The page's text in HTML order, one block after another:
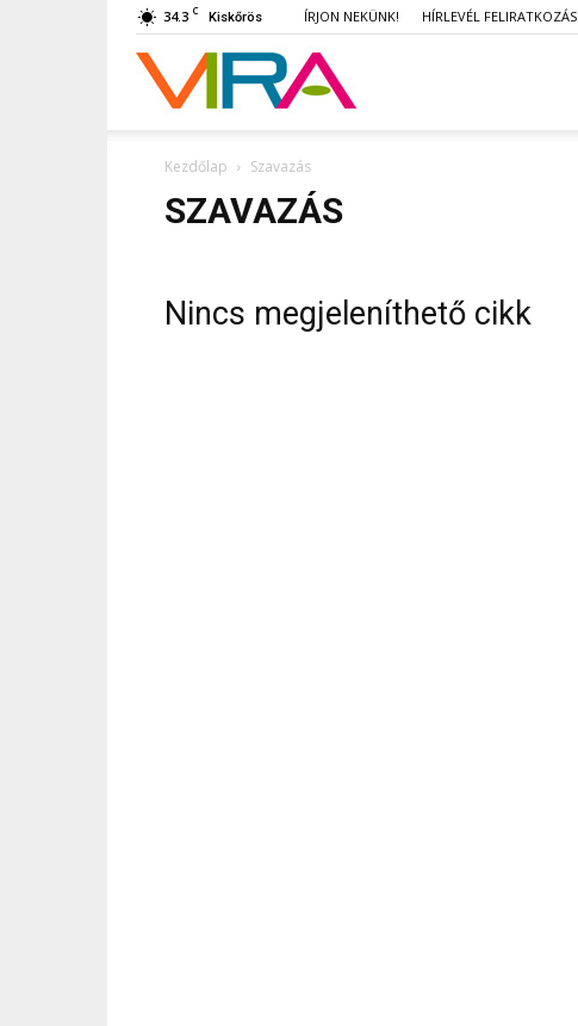
34.3 C Kiskőrös ÍRJON NEKÜNK! HÍRLEVÉL FELIRATKOZÁS
VIRA
Kezdőlap Szavazás
SZAVAZÁS
Nincs megjeleníthető cikk